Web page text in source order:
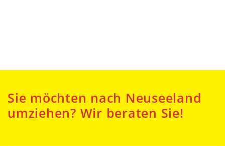
Sie möchten nach Neuseeland
umziehen? Wir beraten Sie!